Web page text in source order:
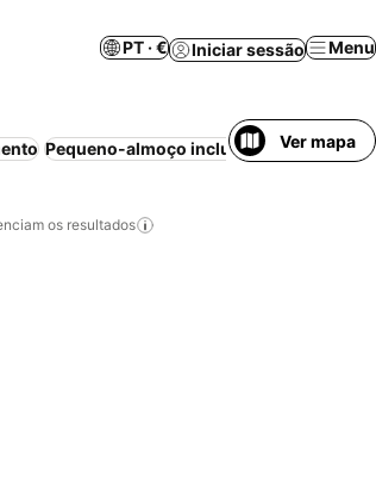
PT · € Iniciar sessão Menu
Pequeno-almoço incluído Aparthotel
Ver mapa
os resultados
favoritos